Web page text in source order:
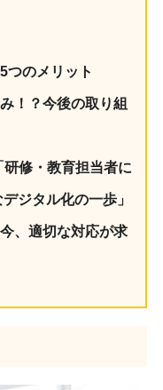
つのメリット
！？今後の取り組
修・教育担当者に
ジタル化の一歩」
、適切な対応が求